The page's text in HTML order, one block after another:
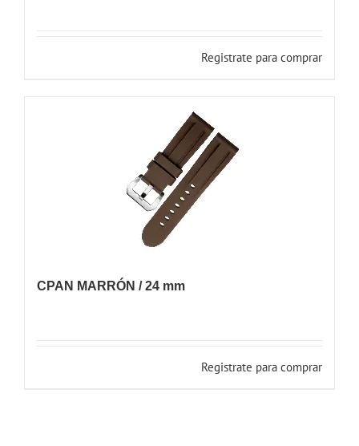
Registrate para comprar
CPAN MARRÓN / 24 mm
Registrate para comprar